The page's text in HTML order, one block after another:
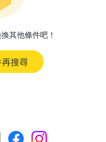
其他條件吧！
搜尋